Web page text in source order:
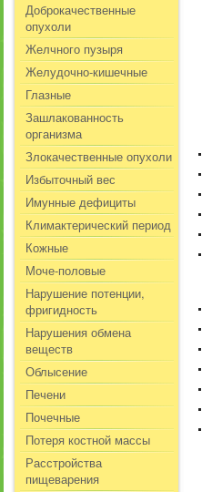
Доброкачественные
опухоли
Желчного пузыря
Желудочно-кишечные
Глазные
Зашлакованность
организма
Злокачественные опухоли
Избыточный вес
Имунные дефициты
Климактерический период
Кожные
Моче-половые
Нарушение потенции,
фригидность
Нарушения обмена
веществ
Облысение
Печени
Почечные
Потеря костной массы
Расстройства
пищеварения